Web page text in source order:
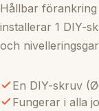
Hållbar
installerar 1 DIY-
och
En DIY-skruv
Fungerar i alla